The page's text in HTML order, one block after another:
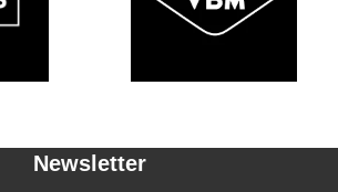
Newsletter